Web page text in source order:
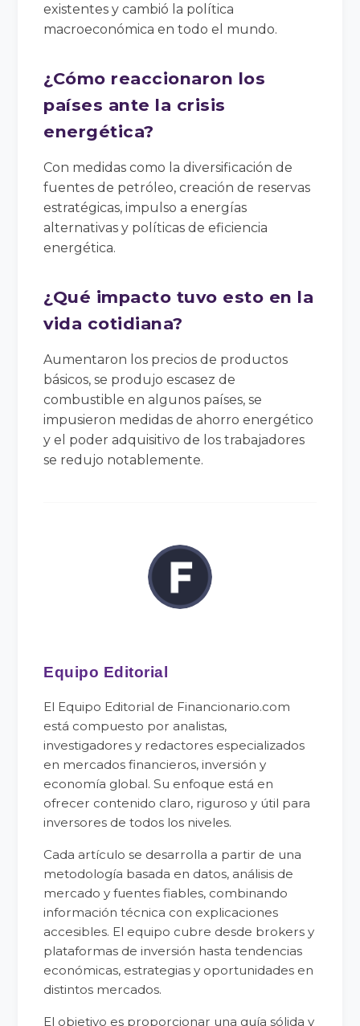
existentes y cambió la política
macroeconómica en todo el mundo.
¿Cómo reaccionaron los
países ante la crisis
energética?
Con medidas como la diversificación de
fuentes de petróleo, creación de reservas
estratégicas, impulso a energías
alternativas y políticas de eficiencia
energética.
¿Qué impacto tuvo esto en la
vida cotidiana?
Aumentaron los precios de productos
básicos, se produjo escasez de
combustible en algunos países, se
impusieron medidas de ahorro energético
y el poder adquisitivo de los trabajadores
se redujo notablemente.
Equipo Editorial
El Equipo Editorial de Financionario.com
está compuesto por analistas,
investigadores y redactores especializados
en mercados financieros, inversión y
economía global. Su enfoque está en
ofrecer contenido claro, riguroso y útil para
inversores de todos los niveles.
Cada artículo se desarrolla a partir de una
metodología basada en datos, análisis de
mercado y fuentes fiables, combinando
información técnica con explicaciones
accesibles. El equipo cubre desde brokers y
plataformas de inversión hasta tendencias
económicas, estrategias y oportunidades en
distintos mercados.
El objetivo es proporcionar una guía sólida y